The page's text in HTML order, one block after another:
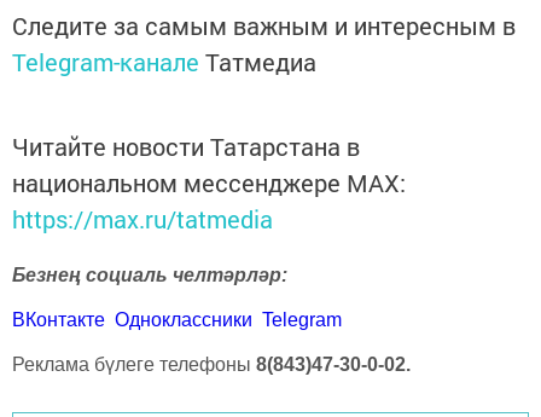
Следите за самым важным и интересным в
Telegram-канале Татмедиа
Читайте новости Татарстана в
национальном мессенджере MАХ:
https://max.ru/tatmedia
Безнең социаль челтәрләр:
ВКонтакте Одноклассники Telegram
Реклама бүлеге телефоны 8(843)47-30-0-02.